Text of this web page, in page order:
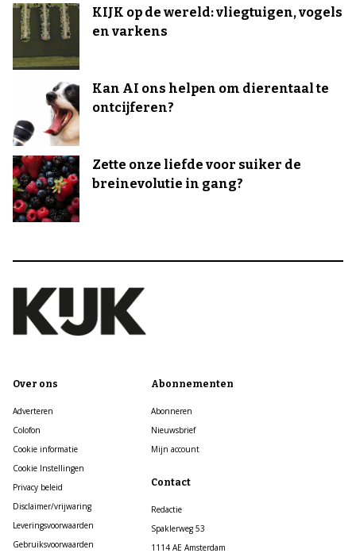
KIJK op de wereld: vliegtuigen, vogels
en varkens
Kan AI ons helpen om dierentaal te
ontcijferen?
Zette onze liefde voor suiker de
breinevolutie in gang?
Over ons
Adverteren
Colofon
Cookie informatie
Cookie Instellingen
Privacy beleid
Disclaimer/vrijwaring
Leveringsvoorwaarden
Gebruiksvoorwaarden
Abonnementen
Abonneren
Nieuwsbrief
Mijn account
Contact
Redactie
Spaklerweg 53
1114 AE Amsterdam